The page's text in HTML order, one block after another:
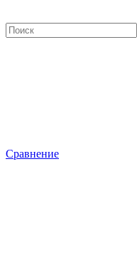
Сравнение